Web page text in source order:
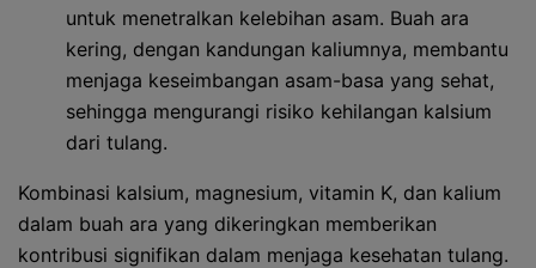
untuk menetralkan kelebihan asam. Buah ara
kering, dengan kandungan kaliumnya, membantu
menjaga keseimbangan asam-basa yang sehat,
sehingga mengurangi risiko kehilangan kalsium
dari tulang.
Kombinasi kalsium, magnesium, vitamin K, dan kalium
dalam buah ara yang dikeringkan memberikan
kontribusi signifikan dalam menjaga kesehatan tulang.